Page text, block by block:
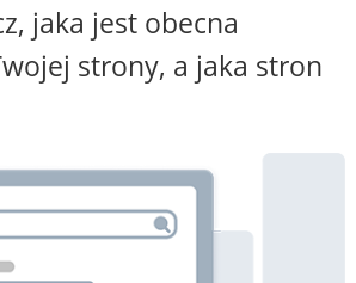
jaka jest obecna
strony, a jaka stron